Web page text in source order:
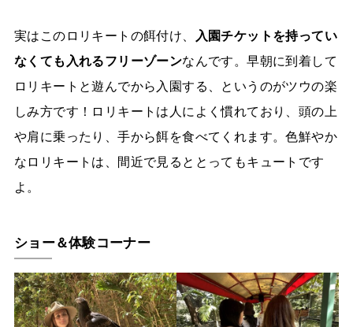
実はこのロリキートの餌付け、
入園チケットを持ってい
なくても入れるフリーゾーンなんです。早朝に到着して
ロリキートと遊んでから入園する、というのがツウの楽
しみ方です！ロリキートは人によく慣れており、頭の上
や肩に乗ったり、手から餌を食べてくれます。色鮮やか
なロリキートは、間近で見るととってもキュートです
よ。
ショー＆体験コーナー